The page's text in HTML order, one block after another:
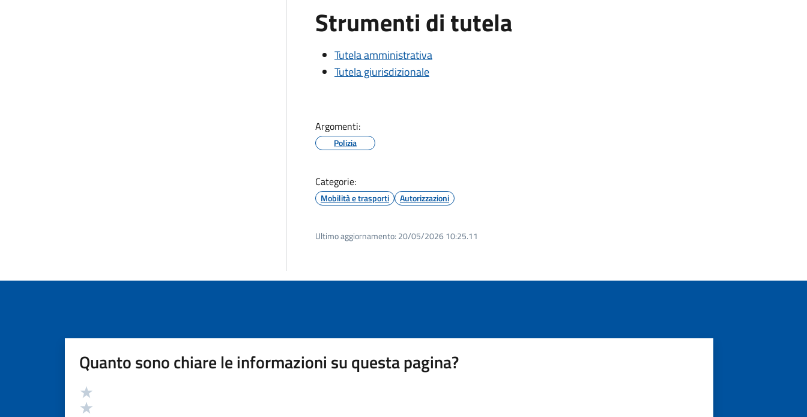
Strumenti di tutela
Tutela amministrativa
Tutela giurisdizionale
Argomenti:
Polizia
Categorie:
Mobilità e trasporti Autorizzazioni
Ultimo aggiornamento: 20/05/2026 10:25.11
Quanto sono chiare le informazioni su questa pagina?
Valutazione